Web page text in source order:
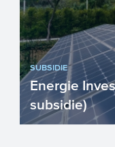
SUBSIDIE
Energie
subsidie)